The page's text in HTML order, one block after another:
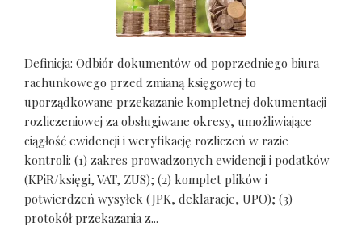
Definicja: Odbiór dokumentów od poprzedniego biura
rachunkowego przed zmianą księgowej to
uporządkowane przekazanie kompletnej dokumentacji
rozliczeniowej za obsługiwane okresy, umożliwiające
ciągłość ewidencji i weryfikację rozliczeń w razie
kontroli: (1) zakres prowadzonych ewidencji i podatków
(KPiR/księgi, VAT, ZUS); (2) komplet plików i
potwierdzeń wysyłek (JPK, deklaracje, UPO); (3)
protokół przekazania z...